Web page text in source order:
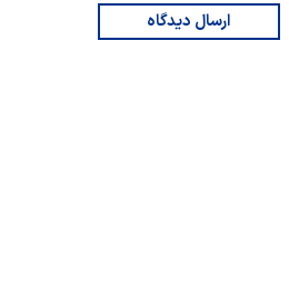
ارسال دیدگاه